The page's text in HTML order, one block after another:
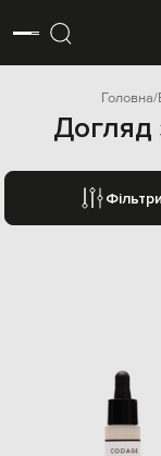
Головна
Догляд
Фільтри